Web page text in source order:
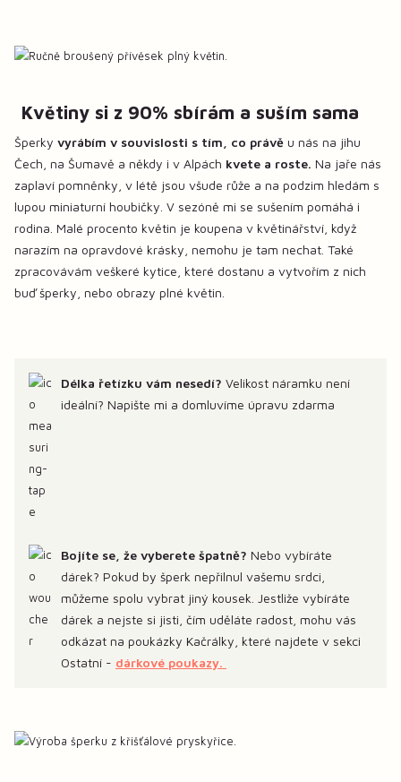
Květiny si z 90% sbírám a suším sama
Šperky vyrábím v souvislosti s tím, co právě u nás na jihu
Čech, na Šumavě a někdy i v Alpách kvete a roste. Na jaře nás
zaplaví pomněnky, v létě jsou všude růže a na podzim hledám s
lupou miniaturní houbičky. V sezóně mi se sušením pomáhá i
rodina. Malé procento květin je koupena v květinářství, když
narazím na opravdové krásky, nemohu je tam nechat. Také
zpracovávám veškeré kytice, které dostanu a vytvořím z nich
buď šperky, nebo obrazy plné květin.
Délka řetízku vám nesedí? Velikost náramku není
ideální? Napište mi a domluvíme úpravu zdarma
Bojíte se, že vyberete špatně? Nebo vybíráte
dárek? Pokud by šperk nepřilnul vašemu srdci,
můžeme spolu vybrat jiný kousek. Jestliže vybíráte
dárek a nejste si jisti, čím uděláte radost, mohu vás
odkázat na poukázky Kačrálky, které najdete v sekci
Ostatní - dárkové poukazy.